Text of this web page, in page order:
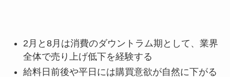
2月と8月は消費のダウントラム期として、業界
全体で売り上げ低下を経験する
給料日前後や平日には購買意欲が自然に下がる